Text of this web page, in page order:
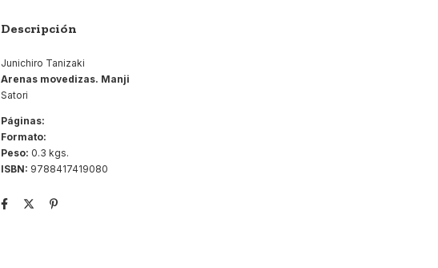
Descripción
Junichiro Tanizaki
Arenas movedizas. Manji
Satori
Páginas:
Formato:
Peso: 0.3 kgs.
ISBN: 9788417419080